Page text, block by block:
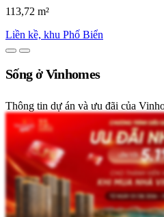
113,72 m²
Liền kề, khu Phố Biển
Sống ở Vinhomes
Thông tin dự án và ưu đãi của